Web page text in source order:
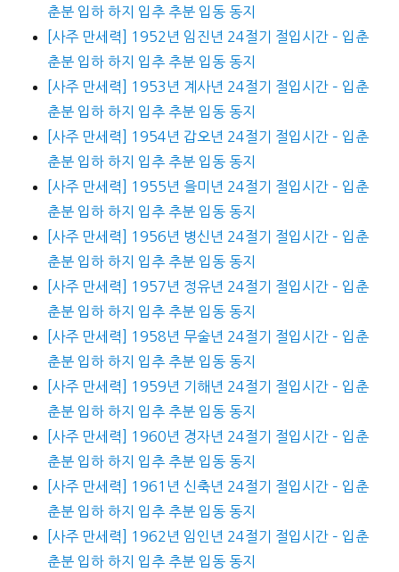
춘분 입하 하지 입추 추분 입동 동지
[사주 만세력] 1952년 임진년 24절기 절입시간 – 입춘
춘분 입하 하지 입추 추분 입동 동지
[사주 만세력] 1953년 계사년 24절기 절입시간 – 입춘
춘분 입하 하지 입추 추분 입동 동지
[사주 만세력] 1954년 갑오년 24절기 절입시간 – 입춘
춘분 입하 하지 입추 추분 입동 동지
[사주 만세력] 1955년 을미년 24절기 절입시간 – 입춘
춘분 입하 하지 입추 추분 입동 동지
[사주 만세력] 1956년 병신년 24절기 절입시간 – 입춘
춘분 입하 하지 입추 추분 입동 동지
[사주 만세력] 1957년 정유년 24절기 절입시간 – 입춘
춘분 입하 하지 입추 추분 입동 동지
[사주 만세력] 1958년 무술년 24절기 절입시간 – 입춘
춘분 입하 하지 입추 추분 입동 동지
[사주 만세력] 1959년 기해년 24절기 절입시간 – 입춘
춘분 입하 하지 입추 추분 입동 동지
[사주 만세력] 1960년 경자년 24절기 절입시간 – 입춘
춘분 입하 하지 입추 추분 입동 동지
[사주 만세력] 1961년 신축년 24절기 절입시간 – 입춘
춘분 입하 하지 입추 추분 입동 동지
[사주 만세력] 1962년 임인년 24절기 절입시간 – 입춘
춘분 입하 하지 입추 추분 입동 동지